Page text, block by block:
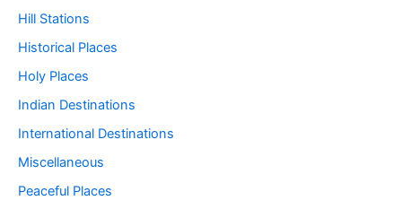
Hill Stations
Historical Places
Holy Places
Indian Destinations
International Destinations
Miscellaneous
Peaceful Places